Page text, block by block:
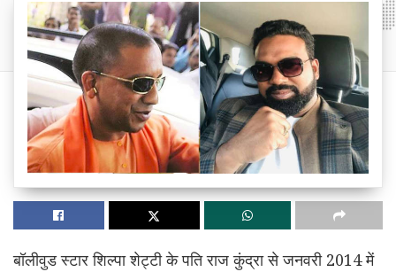
बॉलीवुड स्टार शिल्पा शेट्टी के पति राज कुंद्रा से जनवरी 2014 में